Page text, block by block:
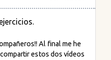
Al final me he
estos dos vídeos